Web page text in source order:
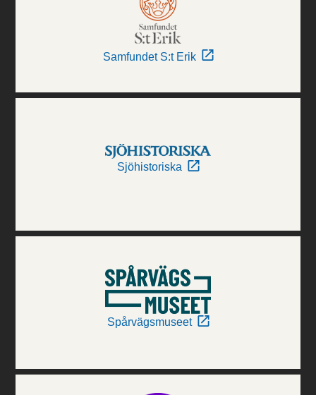
Samfundet S:t Erik
Sjöhistoriska
Spårvägsmuseet